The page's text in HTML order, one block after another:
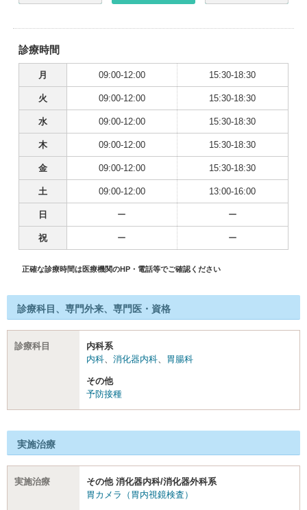
診療時間
月 09:00-12:00 15:30-18:30
火 09:00-12:00 15:30-18:30
水 09:00-12:00 15:30-18:30
木 09:00-12:00 15:30-18:30
金 09:00-12:00 15:30-18:30
土 09:00-12:00 13:00-16:00
日 ー ー
祝 ー ー
正確な診療時間は医療機関のHP・電話等でご確認ください
診療科目、専門外来、専門医・資格
診療科目
内科系
内科、 消化器内科、 胃腸科
その他
予防接種
実施治療
実施治療
その他 消化器内科/消化器外科系
胃カメラ（胃内視鏡検査）